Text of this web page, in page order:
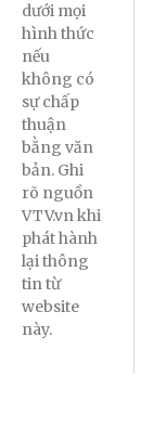
dưới mọi
hình thức
nếu
không có
sự chấp
thuận
bằng văn
bản. Ghi
rõ nguồn
VTV.vn khi
phát hành
lại thông
tin từ
website
này.